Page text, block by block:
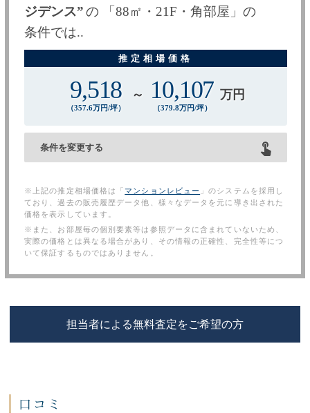
ジデンス”の 「88㎡・ 21F ・角部屋 」の
条件では..
9,518
（357.6万円/坪）
～ 10,107
（379.8万円/坪）
万円
条件を変更する
※上記の推定相場価格は「マンションレビュー 」のシステムを採用し
ており、過去の販売履歴データ他、様々なデータを元に導き出された
価格を表示しています。
※また、お部屋毎の個別要素等は参照データに含まれていないため、
実際の価格とは異なる場合があり、その情報の正確性、完全性等につ
いて保証するものではありません。
担当者による無料査定をご希望の方
口コミ